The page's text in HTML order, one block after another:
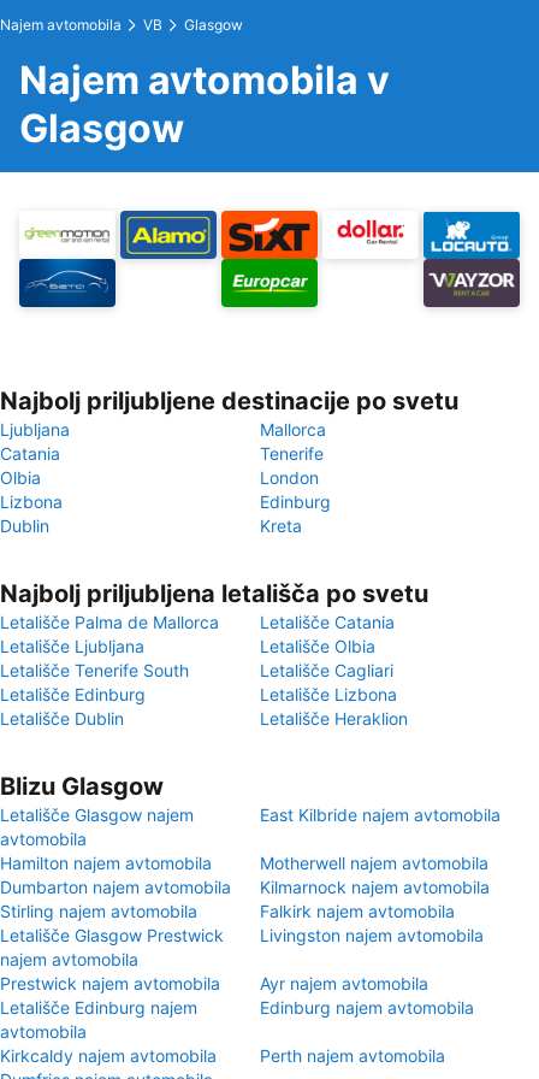
Najem avtomobila VB Glasgow
Najem avtomobila v
Glasgow
Najbolj priljubljene destinacije po svetu
Ljubljana
Mallorca
Catania
Tenerife
Olbia
London
Lizbona
Edinburg
Dublin
Kreta
Najbolj priljubljena letališča po svetu
Letališče Palma de Mallorca
Letališče Catania
Letališče Ljubljana
Letališče Olbia
Letališče Tenerife South
Letališče Cagliari
Letališče Edinburg
Letališče Lizbona
Letališče Dublin
Letališče Heraklion
Blizu Glasgow
Letališče Glasgow najem
avtomobila
East Kilbride najem avtomobila
Hamilton najem avtomobila
Motherwell najem avtomobila
Dumbarton najem avtomobila
Kilmarnock najem avtomobila
Stirling najem avtomobila
Falkirk najem avtomobila
Letališče Glasgow Prestwick
najem avtomobila
Livingston najem avtomobila
Prestwick najem avtomobila
Ayr najem avtomobila
Letališče Edinburg najem
avtomobila
Edinburg najem avtomobila
Kirkcaldy najem avtomobila
Perth najem avtomobila